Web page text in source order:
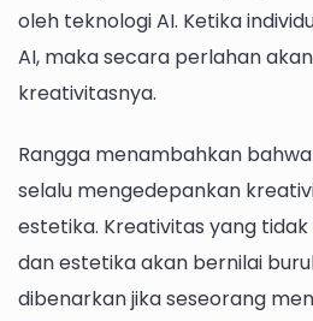
oleh teknologi AI. Ketika
AI, maka secara perlahan
kreativitasnya.
Rangga menambahkan
selalu mengedepankan
estetika. Kreativitas yang
dan estetika akan bernilai
dibenarkan jika seseorang